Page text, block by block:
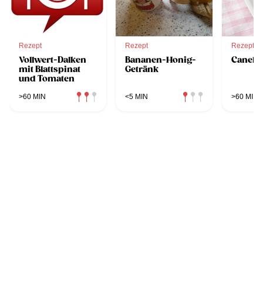
Rezept
Vollwert-Dalken
mit Blattspinat
und Tomaten
>60 MIN
Rezept
Bananen-Honig-
Getränk
<5 MIN
Rezept
>60 MIN